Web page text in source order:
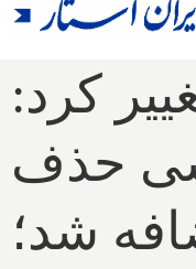
کرد:
حذف
شد؛